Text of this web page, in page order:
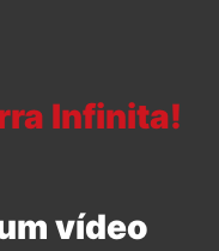
Infinita!
vídeo